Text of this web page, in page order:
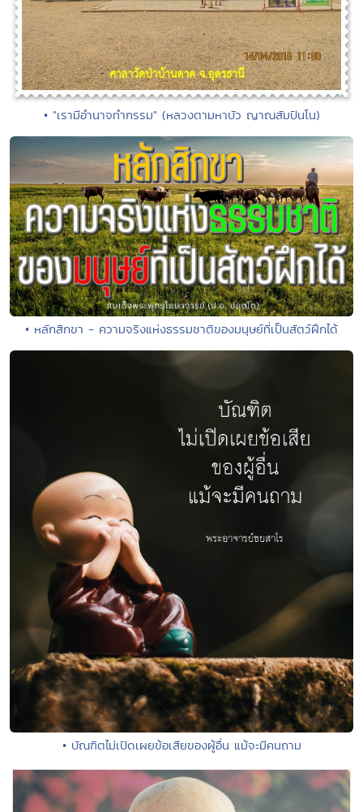
• "เรามีอำนาจทำกรรม" (หลวงตามหาบัว ญาณสัมปันโน)
• หลักสิกขา - ความจริงแห่งธรรมชาติของมนุษย์ที่เป็นสัตว์ฝึกได้
• บัณฑิตไม่เปิดเผยข้อเสียของผู้อื่น แม้จะมีคนถาม